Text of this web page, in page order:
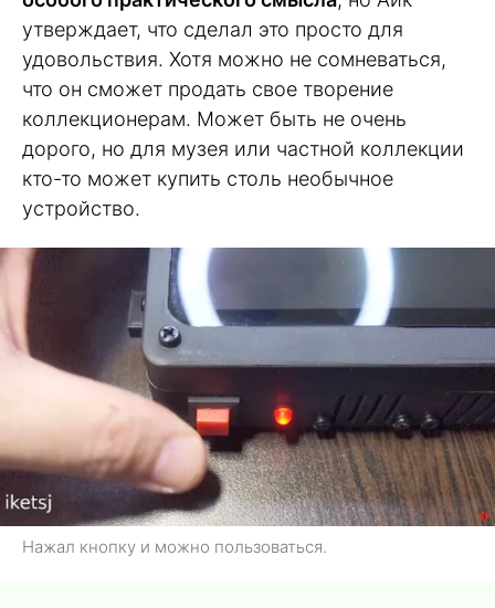
утверждает, что сделал это просто для
удовольствия. Хотя можно не сомневаться,
что он сможет продать свое творение
коллекционерам. Может быть не очень
дорого, но для музея или частной коллекции
кто-то может купить столь необычное
устройство.
Нажал кнопку и можно пользоваться.